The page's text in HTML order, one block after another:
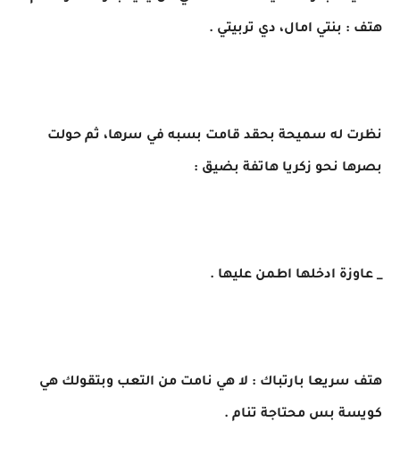
هتف : بنتي امال، دي تربيتي .
نظرت له سميحة بحقد قامت بسبه في سرها، ثم حولت
بصرها نحو زكريا هاتفة بضيق :
_ عاوزة ادخلها اطمن عليها .
هتف سريعا بارتباك : لا هي نامت من التعب وبتقولك هي
كويسة بس محتاجة تنام .